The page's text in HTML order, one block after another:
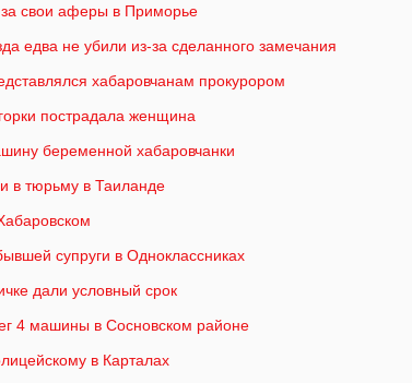
за свои аферы в Приморье
едва не убили из-за сделанного замечания
хабаровчанам прокурором
пострадала женщина
беременной хабаровчанки
в тюрьму в Таиланде
супруги в Одноклассниках
дали условный срок
4 машины в Сосновском районе
в Карталах